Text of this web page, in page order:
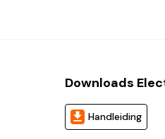
Downloads
Handleiding